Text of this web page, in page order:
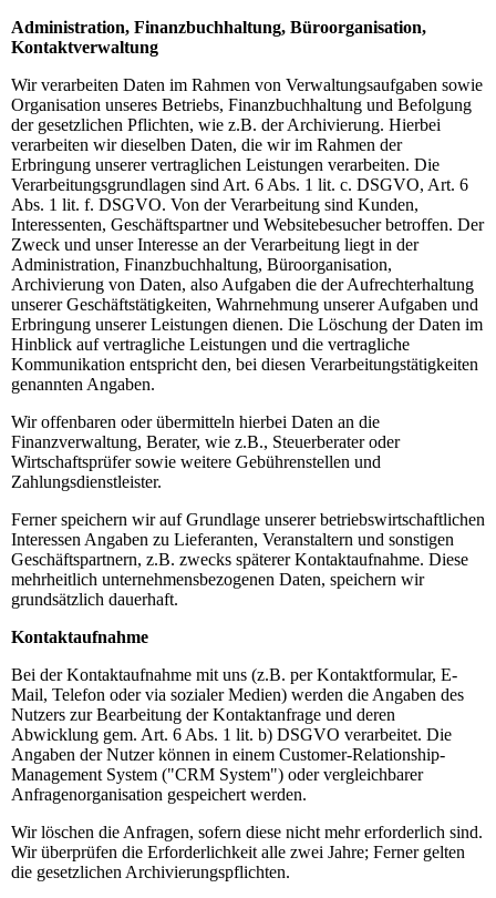
Administration, Finanzbuchhaltung, Büroorganisation,
Kontaktverwaltung
Wir verarbeiten Daten im Rahmen von Verwaltungsaufgaben sowie
Organisation unseres Betriebs, Finanzbuchhaltung und Befolgung
der gesetzlichen Pflichten, wie z.B. der Archivierung. Hierbei
verarbeiten wir dieselben Daten, die wir im Rahmen der
Erbringung unserer vertraglichen Leistungen verarbeiten. Die
Verarbeitungsgrundlagen sind Art. 6 Abs. 1 lit. c. DSGVO, Art. 6
Abs. 1 lit. f. DSGVO. Von der Verarbeitung sind Kunden,
Interessenten, Geschäftspartner und Websitebesucher betroffen. Der
Zweck und unser Interesse an der Verarbeitung liegt in der
Administration, Finanzbuchhaltung, Büroorganisation,
Archivierung von Daten, also Aufgaben die der Aufrechterhaltung
unserer Geschäftstätigkeiten, Wahrnehmung unserer Aufgaben und
Erbringung unserer Leistungen dienen. Die Löschung der Daten im
Hinblick auf vertragliche Leistungen und die vertragliche
Kommunikation entspricht den, bei diesen Verarbeitungstätigkeiten
genannten Angaben.
Wir offenbaren oder übermitteln hierbei Daten an die
Finanzverwaltung, Berater, wie z.B., Steuerberater oder
Wirtschaftsprüfer sowie weitere Gebührenstellen und
Zahlungsdienstleister.
Ferner speichern wir auf Grundlage unserer betriebswirtschaftlichen
Interessen Angaben zu Lieferanten, Veranstaltern und sonstigen
Geschäftspartnern, z.B. zwecks späterer Kontaktaufnahme. Diese
mehrheitlich unternehmensbezogenen Daten, speichern wir
grundsätzlich dauerhaft.
Kontaktaufnahme
Bei der Kontaktaufnahme mit uns (z.B. per Kontaktformular, E-
Mail, Telefon oder via sozialer Medien) werden die Angaben des
Nutzers zur Bearbeitung der Kontaktanfrage und deren
Abwicklung gem. Art. 6 Abs. 1 lit. b) DSGVO verarbeitet. Die
Angaben der Nutzer können in einem Customer-Relationship-
Management System ("CRM System") oder vergleichbarer
Anfragenorganisation gespeichert werden.
Wir löschen die Anfragen, sofern diese nicht mehr erforderlich sind.
Wir überprüfen die Erforderlichkeit alle zwei Jahre; Ferner gelten
die gesetzlichen Archivierungspflichten.